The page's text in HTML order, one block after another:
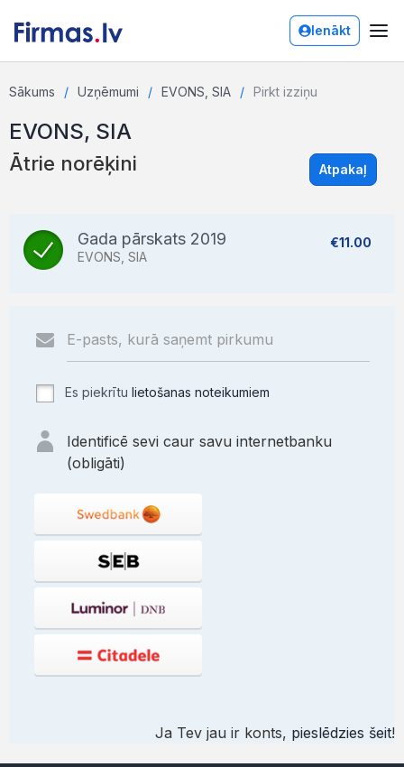
Ienākt
Sākums Uzņēmumi EVONS, SIA Pirkt izziņu
EVONS, SIA
Ātrie norēķini Atpakaļ
Gada pārskats 2019
EVONS, SIA
€11.00
Es piekrītu lietošanas noteikumiem
Identificē sevi caur savu internetbanku
(obligāti)
Ja Tev jau ir konts, pieslēdzies šeit!